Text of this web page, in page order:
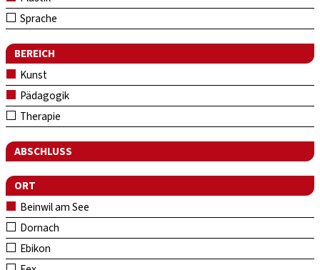
Sprache
BEREICH
Kunst
Pädagogik
Therapie
ABSCHLUSS
ORT
Beinwil am See
Dornach
Ebikon